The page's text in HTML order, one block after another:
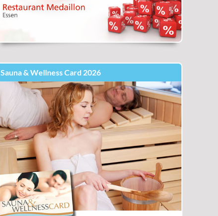
Sauna & Wellness Card 2026